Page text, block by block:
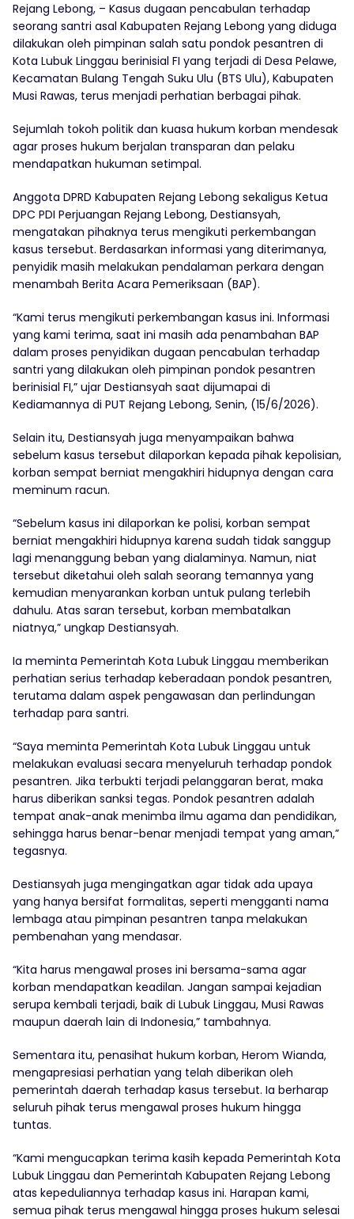
Rejang Lebong, – Kasus dugaan pencabulan terhadap
seorang santri asal Kabupaten Rejang Lebong yang diduga
dilakukan oleh pimpinan salah satu pondok pesantren di
Kota Lubuk Linggau berinisial FI yang terjadi di Desa Pelawe,
Kecamatan Bulang Tengah Suku Ulu (BTS Ulu), Kabupaten
Musi Rawas, terus menjadi perhatian berbagai pihak.
Sejumlah tokoh politik dan kuasa hukum korban mendesak
agar proses hukum berjalan transparan dan pelaku
mendapatkan hukuman setimpal.
Anggota DPRD Kabupaten Rejang Lebong sekaligus Ketua
DPC PDI Perjuangan Rejang Lebong, Destiansyah,
mengatakan pihaknya terus mengikuti perkembangan
kasus tersebut. Berdasarkan informasi yang diterimanya,
penyidik masih melakukan pendalaman perkara dengan
menambah Berita Acara Pemeriksaan (BAP).
“Kami terus mengikuti perkembangan kasus ini. Informasi
yang kami terima, saat ini masih ada penambahan BAP
dalam proses penyidikan dugaan pencabulan terhadap
santri yang dilakukan oleh pimpinan pondok pesantren
berinisial FI,” ujar Destiansyah saat dijumapai di
Kediamannya di PUT Rejang Lebong, Senin, (15/6/2026).
Selain itu, Destiansyah juga menyampaikan bahwa
sebelum kasus tersebut dilaporkan kepada pihak kepolisian,
korban sempat berniat mengakhiri hidupnya dengan cara
meminum racun.
“Sebelum kasus ini dilaporkan ke polisi, korban sempat
berniat mengakhiri hidupnya karena sudah tidak sanggup
lagi menanggung beban yang dialaminya. Namun, niat
tersebut diketahui oleh salah seorang temannya yang
kemudian menyarankan korban untuk pulang terlebih
dahulu. Atas saran tersebut, korban membatalkan
niatnya,” ungkap Destiansyah.
Ia meminta Pemerintah Kota Lubuk Linggau memberikan
perhatian serius terhadap keberadaan pondok pesantren,
terutama dalam aspek pengawasan dan perlindungan
terhadap para santri.
“Saya meminta Pemerintah Kota Lubuk Linggau untuk
melakukan evaluasi secara menyeluruh terhadap pondok
pesantren. Jika terbukti terjadi pelanggaran berat, maka
harus diberikan sanksi tegas. Pondok pesantren adalah
tempat anak-anak menimba ilmu agama dan pendidikan,
sehingga harus benar-benar menjadi tempat yang aman,”
tegasnya.
Destiansyah juga mengingatkan agar tidak ada upaya
yang hanya bersifat formalitas, seperti mengganti nama
lembaga atau pimpinan pesantren tanpa melakukan
pembenahan yang mendasar.
“Kita harus mengawal proses ini bersama-sama agar
korban mendapatkan keadilan. Jangan sampai kejadian
serupa kembali terjadi, baik di Lubuk Linggau, Musi Rawas
maupun daerah lain di Indonesia,” tambahnya.
Sementara itu, penasihat hukum korban, Herom Wianda,
mengapresiasi perhatian yang telah diberikan oleh
pemerintah daerah terhadap kasus tersebut. Ia berharap
seluruh pihak terus mengawal proses hukum hingga
tuntas.
“Kami mengucapkan terima kasih kepada Pemerintah Kota
Lubuk Linggau dan Pemerintah Kabupaten Rejang Lebong
atas kepeduliannya terhadap kasus ini. Harapan kami,
semua pihak terus mengawal hingga proses hukum selesai